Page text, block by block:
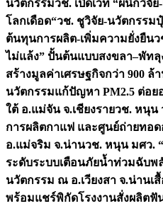
นวัตกรรมวช. เปิดเวที “ผนึกวิจั
โลกเดือด“วช. ชูวิจัย-นวัตกรรม
ต้นทุนการผลิต-เพิ่มความยั่งยืนว
ไม่แล้ง” ปั้นต้นแบบสงขลา–พัทลุ
สร้างมูลค่าเศรษฐกิจกว่า 900 ล้
นวัตกรรมแก้ปัญหา PM2.5 ต่อ
ใต้ อ.แม่จัน จ.เชียงรายวช. หนุน
การผลิตกาแฟ และศูนย์ถ่ายทอ
อ.แม่จริม จ.น่านวช. หนุน มศว.
ระดับระบบเตือนภัยน้ำท่วมฉับ
นวัตกรรม ณ อ.เวียงสา จ.น่านเ
พร้อมแชร์พิกัดโรงงานสั่งผลิตฟั